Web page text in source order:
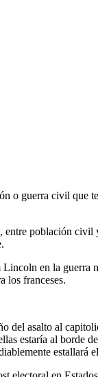
o guerra civil
población
en la guerra
los franceses.
del asalto al
estaría al borde